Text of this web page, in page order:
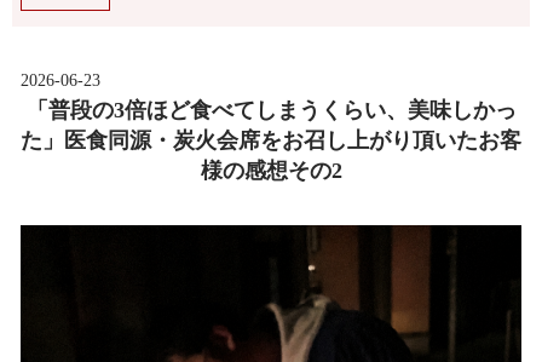
2026-06-23
「普段の3倍ほど食べてしまうくらい、美味しかっ
た」医食同源・炭火会席をお召し上がり頂いたお客
様の感想その2